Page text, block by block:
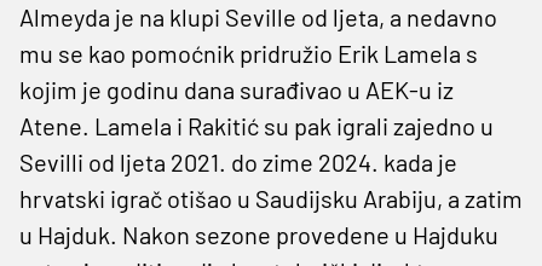
Almeyda je na klupi Seville od ljeta, a nedavno
mu se kao pomoćnik pridružio Erik Lamela s
kojim je godinu dana surađivao u AEK-u iz
Atene. Lamela i Rakitić su pak igrali zajedno u
Sevilli od ljeta 2021. do zime 2024. kada je
hrvatski igrač otišao u Saudijsku Arabiju, a zatim
u Hajduk. Nakon sezone provedene u Hajduku